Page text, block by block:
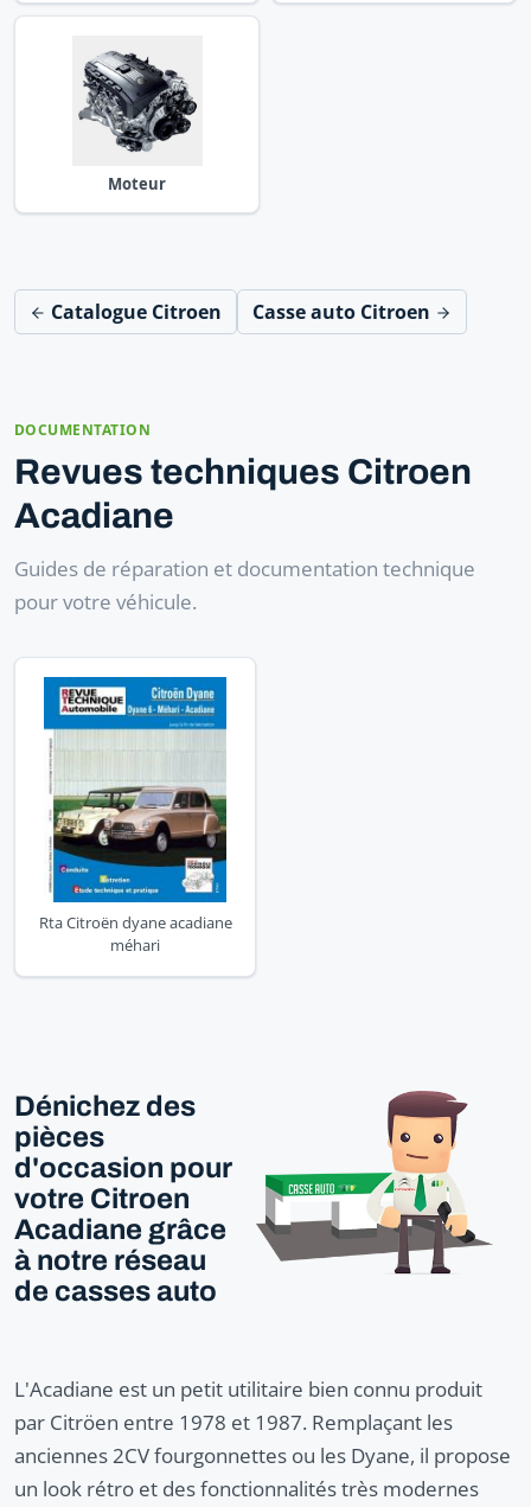
Moteur
Catalogue Citroen Casse auto Citroen
DOCUMENTATION
Revues techniques Citroen
Acadiane
Guides de réparation et documentation technique
pour votre véhicule.
Rta Citroën dyane acadiane
méhari
Dénichez des
pièces
d'occasion pour
votre Citroen
Acadiane grâce
à notre réseau
de casses auto
L'Acadiane est un petit utilitaire bien connu produit
par Citröen entre 1978 et 1987. Remplaçant les
anciennes 2CV fourgonnettes ou les Dyane, il propose
un look rétro et des fonctionnalités très modernes